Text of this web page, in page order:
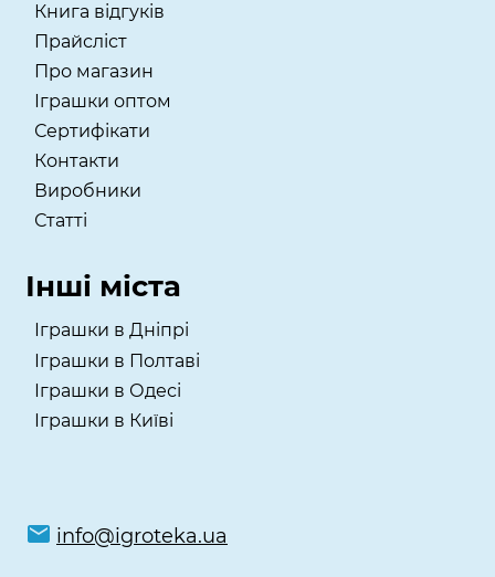
Книга відгуків
Прайсліст
Про магазин
Іграшки оптом
Сертифікати
Контакти
Виробники
Статті
Інші міста
Іграшки в Дніпрі
Іграшки в Полтаві
Іграшки в Одесі
Іграшки в Київі
info@igroteka.ua